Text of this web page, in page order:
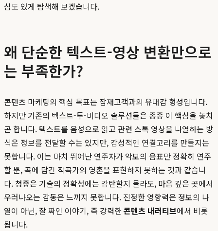
심도 있게 탐색해 보겠습니다.
왜 단순한 텍스트-영상 변환만으로
는 부족한가?
콘텐츠 마케팅의 핵심 목표는 잠재고객과의 유대감 형성입니다.
하지만 기존의 텍스트-투-비디오 솔루션들은 종종 이 핵심을 놓치
곤 합니다. 텍스트를 음성으로 읽고 관련 스톡 영상을 나열하는 방
식은 정보를 전달할 수는 있지만, 감성적인 연결고리를 만들지는
못합니다. 이는 마치 뛰어난 연주자가 악보의 음표만 정확히 연주
할 뿐, 곡에 담긴 작곡가의 영혼을 표현하지 못하는 것과 같습니
다. 청중은 기술의 정확성에는 감탄할지 몰라도, 마음 깊은 곳에서
우러나오는 감동은 느끼지 못합니다. 진정한 영향력은 정보의 나
열이 아닌, 잘 짜인 이야기, 즉 강력한콘텐츠 내러티브에서 비롯
됩니다.